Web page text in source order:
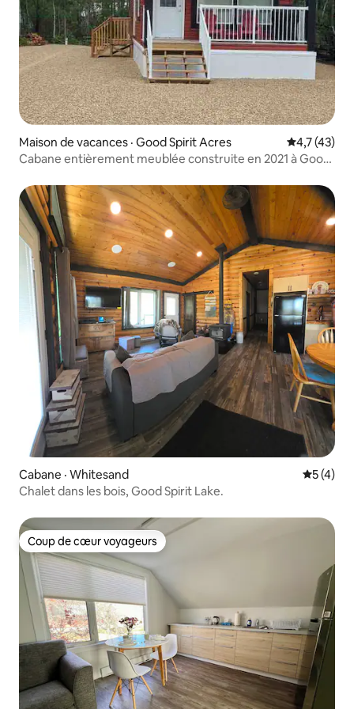
Maison de vacances · Good Spirit Acres Note
4,7 (43)
Cabane entièrement meublée construite en 2021 à Good
Cabane · Whitesand Note
5 (4)
Chalet dans les bois, Good Spirit Lake.
Coup de cœur voyageurs
Coup de cœur voyageurs